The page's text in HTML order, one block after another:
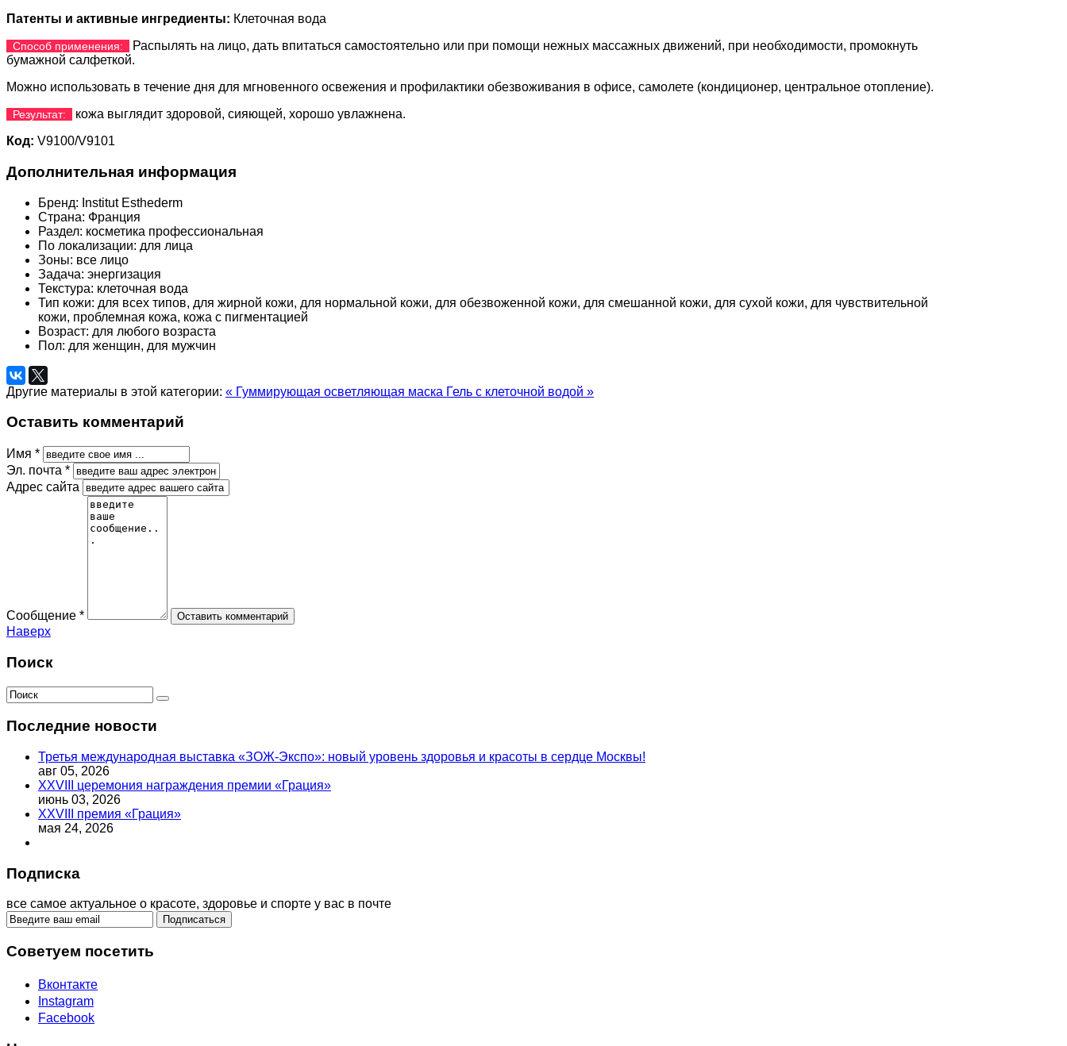
Патенты и активные ингредиенты: Клеточная вода
Способ применения:
Распылять на лицо, дать впитаться самостоятельно или при помощи нежных массажных движений, при необходимости, промокнуть
бумажной салфеткой.
Можно использовать в течение дня для мгновенного освежения и профилактики обезвоживания в офисе, самолете (кондиционер, центральное отопление).
Результат:
кожа выглядит здоровой, сияющей, хорошо увлажнена.
Код: V9100/V9101
Дополнительная информация
Бренд: Institut Esthederm
Страна: Франция
Раздел: косметика профессиональная
По локализации: для лица
Зоны: все лицо
Задача: энергизация
Текстура: клеточная вода
Тип кожи: для всех типов, для жирной кожи, для нормальной кожи, для обезвоженной кожи, для смешанной кожи, для сухой кожи, для чувствительной
кожи, проблемная кожа, кожа с пигментацией
Возраст: для любого возраста
Пол: для женщин, для мужчин
Другие материалы в этой категории: « Гуммирующая осветляющая маска Гель с клеточной водой »
Оставить комментарий
Имя *
Эл. почта *
Адрес сайта
Сообщение *
Наверх
Поиск
Последние новости
Третья международная выставка «ЗОЖ-Экспо»: новый уровень здоровья и красоты в сердце Москвы!
авг 05, 2026
XXVIII церемония награждения премии «Грация»
июнь 03, 2026
XXVIII премия «Грация»
мая 24, 2026
Подписка
все самое актуальное о красоте, здоровье и спорте у вас в почте
Советуем посетить
Вконтакте
Instagram
Facebook